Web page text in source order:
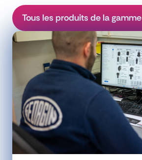
Tous les produits de la gamme